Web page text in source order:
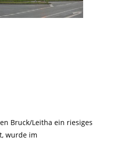
Bruck/Leitha ein riesiges
wurde im